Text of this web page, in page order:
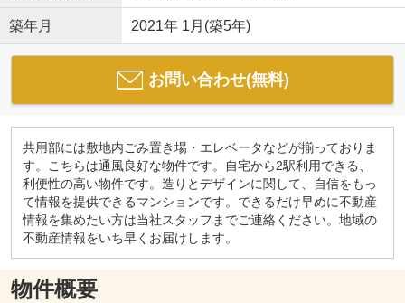
築年月 2021年 1月(築5年)
お問い合わせ(無料)
共用部には敷地内ごみ置き場・エレベータなどが揃っておりま
す。こちらは通風良好な物件です。自宅から2駅利用できる、
利便性の高い物件です。造りとデザインに関して、自信をもっ
て情報を提供できるマンションです。できるだけ早めに不動産
情報を集めたい方は当社スタッフまでご連絡ください。地域の
不動産情報をいち早くお届けします。
物件概要